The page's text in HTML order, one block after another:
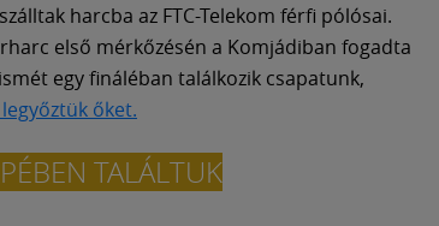
harcba az FTC-Telekom férfi pólósai.
első mérkőzésén a Komjádiban fogadta
egy fináléban találkozik csapatunk,
őket.
TALÁLTUK